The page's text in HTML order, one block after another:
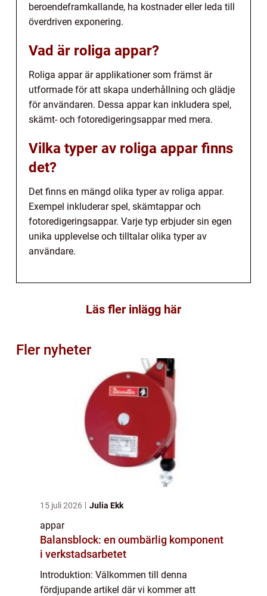
beroendeframkallande, ha kostnader eller leda till
överdriven exponering.
Vad är roliga appar?
Roliga appar är applikationer som främst är
utformade för att skapa underhållning och glädje
för användaren. Dessa appar kan inkludera spel,
skämt- och fotoredigeringsappar med mera.
Vilka typer av roliga appar finns
det?
Det finns en mängd olika typer av roliga appar.
Exempel inkluderar spel, skämtappar och
fotoredigeringsappar. Varje typ erbjuder sin egen
unika upplevelse och tilltalar olika typer av
användare.
Läs fler inlägg här
Fler nyheter
15 juli 2026 Julia Ekk
appar
Balansblock: en oumbärlig komponent
i verkstadsarbetet
Introduktion: Välkommen till denna
fördjupande artikel där vi kommer att